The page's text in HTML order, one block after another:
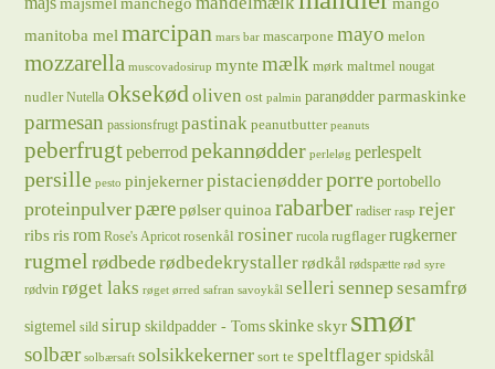
manitoba mel marcipan mars bar mascarpone mayo melon
mozzarella muscovadosirup mynte mælk mørk maltmel nougat
nudler Nutella oksekødoliven ost palmin paranødder parmaskinke
parmesan passionsfrugt pastinak peanutbutter peanuts
peberfrugtpeberrodpekannødder perleløg perlespelt
persille pesto pinjekerner pistacienødderporre portobello
proteinpulverpære pølser quinoa rabarber radiser rasp rejer
ribs risrom Rose's Apricot rosenkål rosiner rucola rugflager rugkerner
rugmel rødbederødbedekrystallerrødkål rødspætte rød syre
rødvin røget laks røget ørred safran savoykål sellerisennepsesamfrø
sigtemel sild sirup skildpadder - Toms skinke skyr smør
solbær solbærsaft solsikkekerner sort te speltflager spidskål